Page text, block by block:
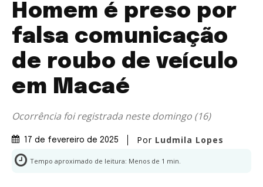
Homem é preso por
falsa comunicação
de roubo de veículo
em Macaé
Ocorrência foi registrada neste domingo (16)
17 de fevereiro de 2025 Por Ludmila Lopes
Tempo aproximado de leitura: Menos de 1 min.